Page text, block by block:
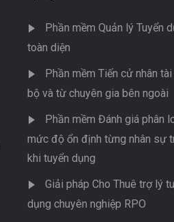
Phần mềm Quản lý Tuyển
toàn diện
Phần mềm Tiến cử nhân
bộ và từ chuyên gia bên ngoài
Phần mềm Đánh giá phân
mức độ ổn định từng nhân sự
khi tuyển dụng
Giải pháp Cho Thuê trợ lý
dụng chuyên nghiệp RPO